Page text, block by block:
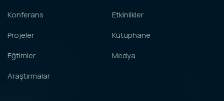
Konferans
Projeler
Eğtimler
Araştırmalar
Etkinlikler
Kütüphane
Medya